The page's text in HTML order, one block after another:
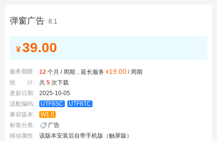
弹窗广告 8.1
¥39.00
服务期限: 12 个月 / 周期，延长服务 ¥19.00 / 周期
统 计:
共 5 次下载
更新日期:
2025-10-05
适配编码:
UTF8SC
UTF8TC
兼容版本:
W1.0
标签分类:
广告
移动属性:
该版本安装后自带手机版（触屏版）